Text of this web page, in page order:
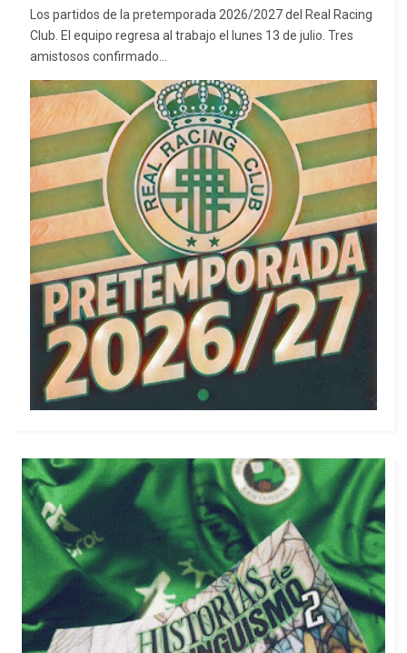
Los partidos de la pretemporada 2026/2027 del Real Racing
Club. El equipo regresa al trabajo el lunes 13 de julio. Tres
amistosos confirmado...